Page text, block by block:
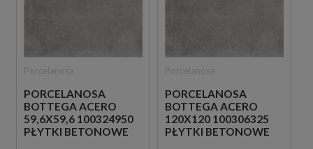
PORCELANOSA
BOTTEGA ACERO
59,6X59,6 100324950
PŁYTKI BETONOWE
PORCELANOSA
BOTTEGA ACERO
120X120 100306325
PŁYTKI BETONOWE